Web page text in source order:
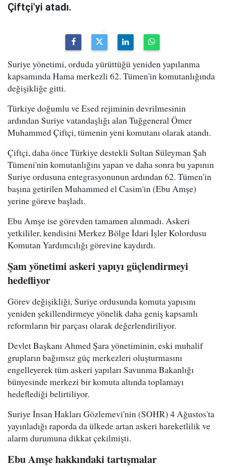
Çiftçi'yi atadı.
Suriye yönetimi, orduda yürüttüğü yeniden yapılanma
kapsamında Hama merkezli 62. Tümen'in komutanlığında
değişikliğe gitti.
Türkiye doğumlu ve Esed rejiminin devrilmesinin
ardından Suriye vatandaşlığı alan Tuğgeneral Ömer
Muhammed Çiftçi, tümenin yeni komutanı olarak atandı.
Çiftçi, daha önce Türkiye destekli Sultan Süleyman Şah
Tümeni'nin komutanlığını yapan ve daha sonra bu yapının
Suriye ordusuna entegrasyonunun ardından 62. Tümen'in
başına getirilen Muhammed el Casim'in (Ebu Amşe)
yerine göreve başladı.
Ebu Amşe ise görevden tamamen alınmadı. Askeri
yetkililer, kendisini Merkez Bölge İdari İşler Kolordusu
Komutan Yardımcılığı görevine kaydırdı.
Şam yönetimi askeri yapıyı güçlendirmeyi
hedefliyor
Görev değişikliği, Suriye ordusunda komuta yapısını
yeniden şekillendirmeye yönelik daha geniş kapsamlı
reformların bir parçası olarak değerlendiriliyor.
Devlet Başkanı Ahmed Şara yönetiminin, eski muhalif
grupların bağımsız güç merkezleri oluşturmasını
engelleyerek tüm askeri yapıları Savunma Bakanlığı
bünyesinde merkezi bir komuta altında toplamayı
hedeflediği belirtiliyor.
Suriye İnsan Hakları Gözlemevi'nin (SOHR) 4 Ağustos'ta
yayınladığı raporda da ülkede artan askeri hareketlilik ve
alarm durumuna dikkat çekilmişti.
Ebu Amşe hakkındaki tartışmalar